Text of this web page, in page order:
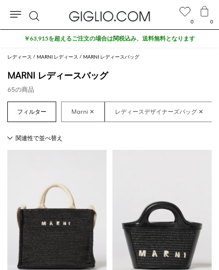
レディース MARNI レディース MARNI レディースバッグ
MARNI レディースバッグ
65の商品
0 0
検
索
セール商品がさらに10%オフ